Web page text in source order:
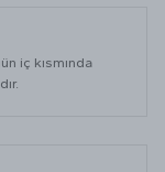
iç kısmında